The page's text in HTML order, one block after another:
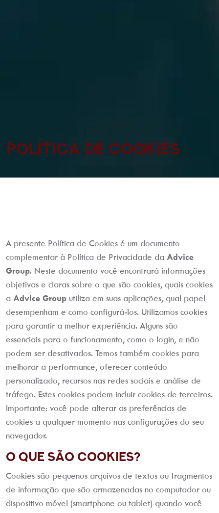
Política de Cookies
A presente Política de Cookies é um documento
complementar à Política de Privacidade da Advice
Group. Neste documento você encontrará informações
objetivas e claras sobre o que são cookies, quais cookies
a Advice Group utiliza em suas aplicações, qual papel
desempenham e como configurá-los. Utilizamos cookies
para garantir a melhor experiência. Alguns são
essenciais para o funcionamento, como o login, e não
podem ser desativados. Temos também cookies para
melhorar a performance, oferecer conteúdo
personalizado, recursos nas redes sociais e análise de
tráfego. Estes cookies podem incluir cookies de terceiros.
Importante: você pode alterar as preferências de
cookies a qualquer momento nas configurações do seu
navegador.
O que são Cookies?
Cookies são pequenos arquivos de textos ou fragmentos
de informação que são armazenadas no computador ou
dispositivo móvel (smartphone ou tablet) quando você